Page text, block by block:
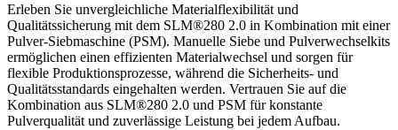
Erleben Sie unvergleichliche Materialflexibilität und
Qualitätssicherung mit dem SLM®280 2.0 in Kombination mit einer
Pulver-Siebmaschine (PSM). Manuelle Siebe und Pulverwechselkits
ermöglichen einen effizienten Materialwechsel und sorgen für
flexible Produktionsprozesse, während die Sicherheits- und
Qualitätsstandards eingehalten werden. Vertrauen Sie auf die
Kombination aus SLM®280 2.0 und PSM für konstante
Pulverqualität und zuverlässige Leistung bei jedem Aufbau.